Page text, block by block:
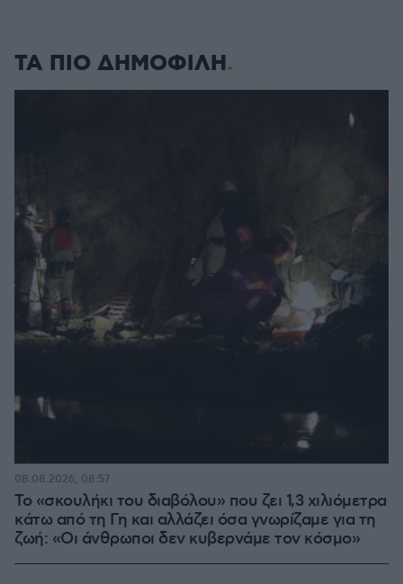
ΤΑ ΠΙΟ ΔΗΜΟΦΙΛΗ
Το «σκουλήκι του διαβόλου» που ζει 1,3 χιλιόμετρα
κάτω από τη Γη και αλλάζει όσα γνωρίζαμε για τη
ζωή: «Οι άνθρωποι δεν κυβερνάμε τον κόσμο»
08.08.2026, 08:57